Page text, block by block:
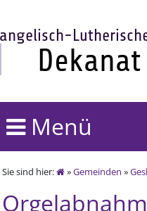
Menü
Sie sind hier: »Gemeinden »